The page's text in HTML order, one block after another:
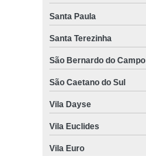
Santa Paula
Santa Terezinha
São Bernardo do Campo
São Caetano do Sul
Vila Dayse
Vila Euclides
Vila Euro